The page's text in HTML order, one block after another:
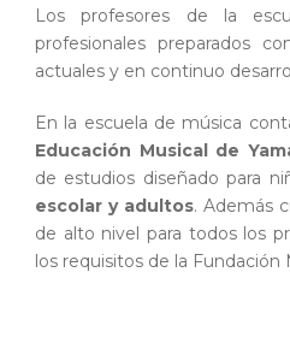
Los profesores de la
profesionales preparados
actuales y en continuo
En la escuela de música
Educación Musical de
de estudios diseñado para
escolar y adultos. Además
de alto nivel para todos los
los requisitos de la Fundación